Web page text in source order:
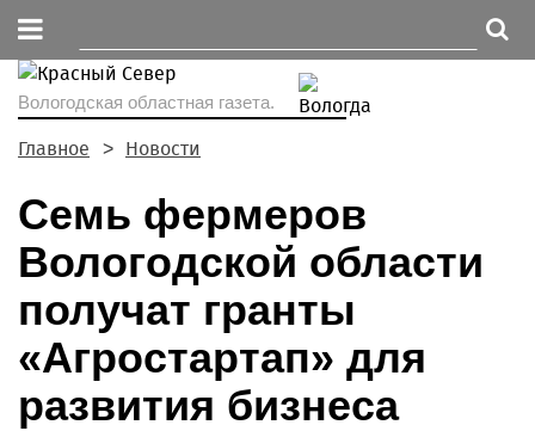
Вологодская областная газета.
Главное Новости
Семь фермеров
Вологодской области
получат гранты
«Агростартап» для
развития бизнеса